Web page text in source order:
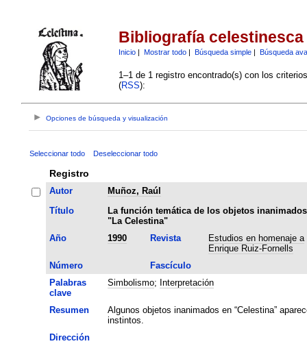
Bibliografía celestinesca
Inicio| Mostrar todo| Búsqueda simple| Búsqueda
1–1 de 1 registro encontrado(s) con los
(RSS):
Opciones de búsqueda y visualización
Seleccionar todo Deseleccionar todo
Registro
Autor
Muñoz, Raúl
Título
La función temática de los objetos
"La Celestina"
Año
1990 Revista
Estudios en homenaje a
Enrique Ruiz-Fornells
Número
Fascículo
Palabras
clave
Simbolismo; Interpretación
Resumen
Algunos objetos inanimados en “Celestina”
instintos.
Dirección